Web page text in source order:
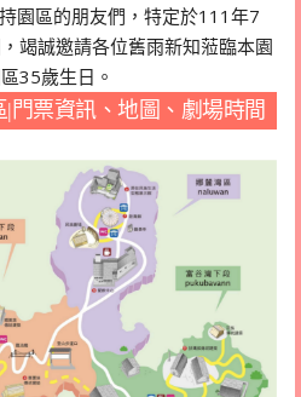
區的朋友們，特定於111年7
竭誠邀請各位舊雨新知蒞臨本園
35歲生日。
門票資訊、地圖、劇場時間